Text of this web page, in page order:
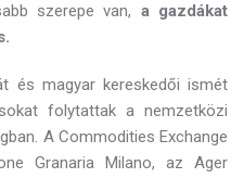
szerepe van, a gazdákat
és magyar kereskedői ismét
folytattak a nemzetközi
A Commodities Exchange
Granaria Milano, az Ager